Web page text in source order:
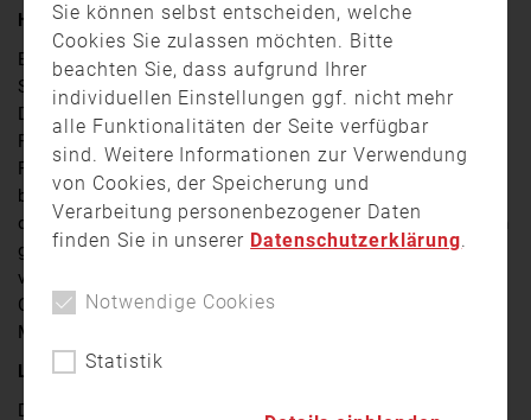
Hilfskräfte simulieren den Ernstfall
Beginn war gegen 22Uhr mit einer Erläuterung des
Szenarios in der alten Turnhalle am Anger in Coburg.
Dann erfolgte der Alarm, Dutzende Krankenwägen und
Feuerwehrautos rückten zum Eisenbahntunnel
Feuerfelsen aus. Dieser liegt am östlichen Stadtrand
bei Lützelbuch. Dort sammelten sich die Einsatzkräfte,
die zum Großteil aus Ehrenamtlichem bestanden. Ihnen
gebührte der Dank der Verantwortlichen, zum Beispiel
von Oberbürgermeister Dominik Sauerteig. Die Stadt
Coburg koordinierte den Einsatz, der bis in die frühen
Morgenstunden dauerte.
Lagezentrum im Dammweg
Die Fäden liefen in der Feuerwache im Dammweg
Sie können selbst entscheiden, welche
Cookies Sie zulassen möchten. Bitte
beachten Sie, dass aufgrund Ihrer
individuellen Einstellungen ggf. nicht mehr
alle Funktionalitäten der Seite verfügbar
sind. Weitere Informationen zur Verwendung
von Cookies, der Speicherung und
Verarbeitung personenbezogener Daten
finden Sie in unserer Datenschutzerklärung.
Notwendige Cookies
Statistik